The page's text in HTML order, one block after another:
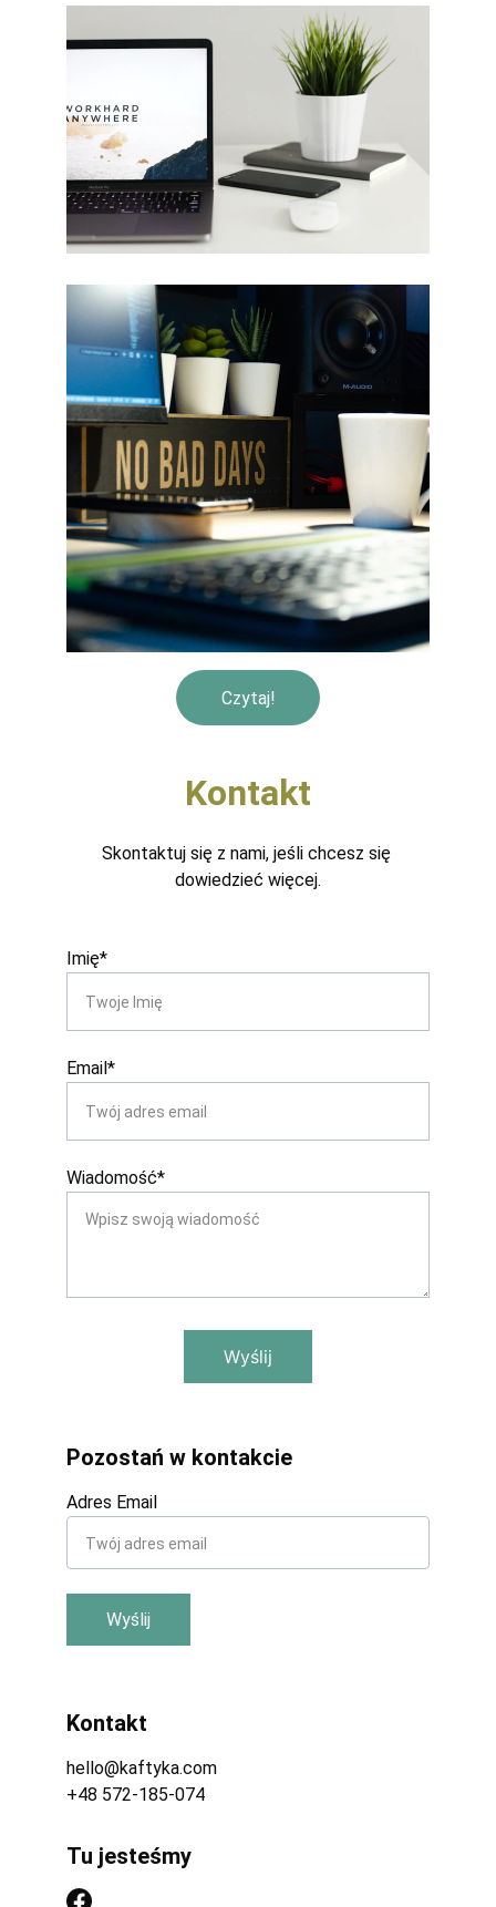
Czytaj!
Imię*
Email*
Wiadomość*
Wyślij
Kontakt
Skontaktuj się z nami, jeśli chcesz się
dowiedzieć więcej.
Kontakt
Adres Email
Wyślij
hello@kaftyka.com
Tu jesteśmy
Pozostań w kontakcie
+48 572-185-074